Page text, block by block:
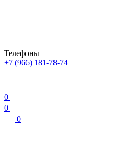
Телефоны
+7 (966) 181-78-74
0
0
0